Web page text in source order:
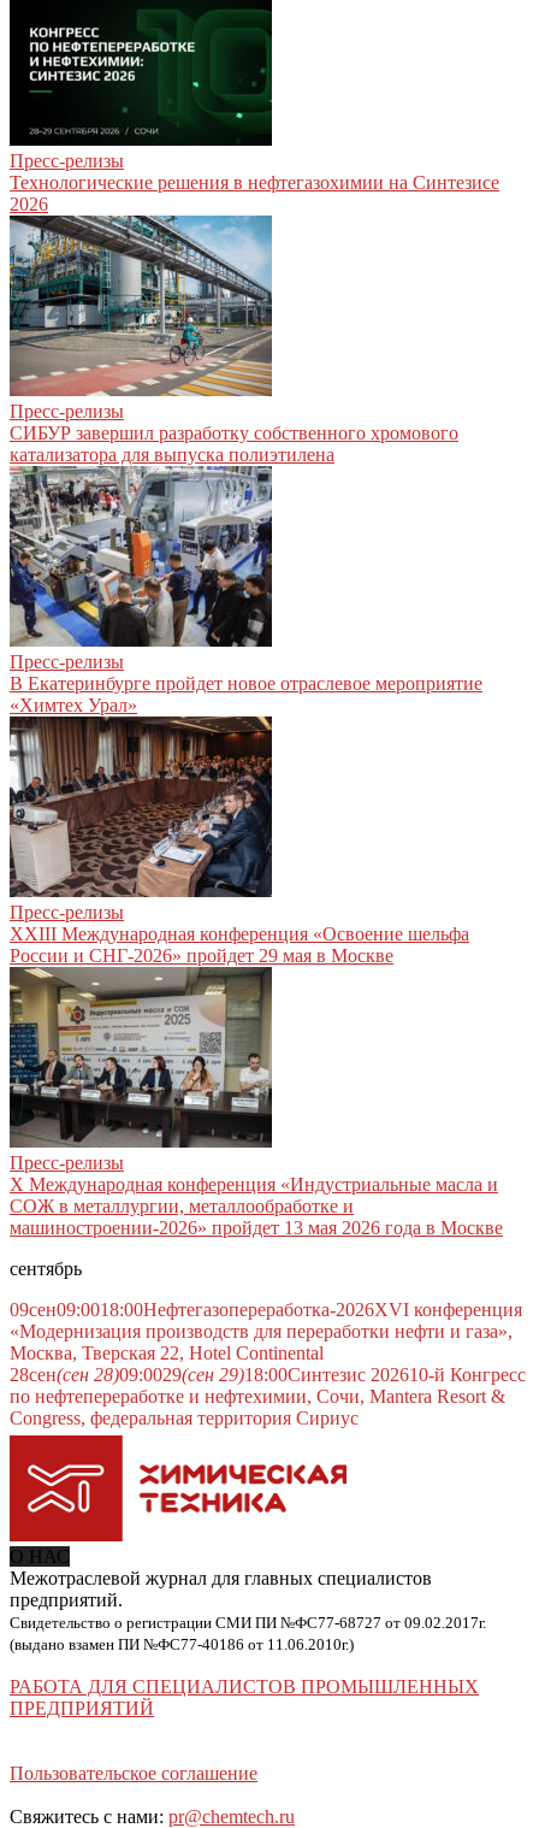
Пресс-релизы
Технологические решения в нефтегазохимии на Синтезисе
2026
Пресс-релизы
СИБУР завершил разработку собственного хромового
катализатора для выпуска полиэтилена
Пресс-релизы
В Екатеринбурге пройдет новое отраслевое мероприятие
«Химтех Урал»
Пресс-релизы
XXIII Международная конференция «Освоение шельфа
России и СНГ-2026» пройдет 29 мая в Москве
Пресс-релизы
X Международная конференция «Индустриальные масла и
СОЖ в металлургии, металлообработке и
машиностроении-2026» пройдет 13 мая 2026 года в Москве
сентябрь
09сен09:0018:00Нефтегазопереработка-2026XVI конференция
«Модернизация производств для переработки нефти и газа»,
Москва, Тверская 22, Hotel Continental
28сен(сен 28)09:0029(сен 29)18:00Синтезис 202610-й Конгресс
по нефтепереработке и нефтехимии, Сочи, Mantera Resort &
Congress, федеральная территория Сириус
О НАС
Межотраслевой журнал для главных специалистов
предприятий.
Свидетельство о регистрации СМИ ПИ №ФС77-68727 от 09.02.2017г.
(выдано взамен ПИ №ФС77-40186 от 11.06.2010г.)
РАБОТА ДЛЯ СПЕЦИАЛИСТОВ ПРОМЫШЛЕННЫХ
ПРЕДПРИЯТИЙ
Пользовательское соглашение
Свяжитесь с нами: pr@chemtech.ru